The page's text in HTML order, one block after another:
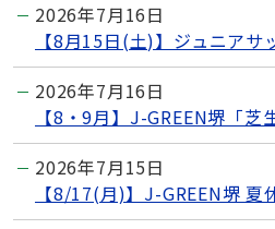
2026年7月16日
【8月15日(土)】ジュニアサ
2026年7月16日
【8・9月】J-GREEN堺「芝
2026年7月15日
【8/17(月)】J-GREEN堺 夏